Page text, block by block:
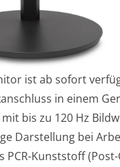
ist ab sofort
in einem
mit bis zu 120 Hz
Darstellung bei
Kunststoff